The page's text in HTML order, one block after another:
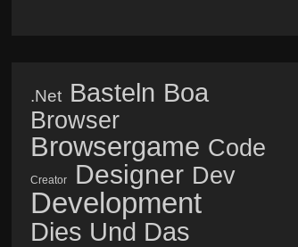
.net Basteln Boa
Browser
Browsergame Code
Creator Designer Dev
Development
Dies Und Das